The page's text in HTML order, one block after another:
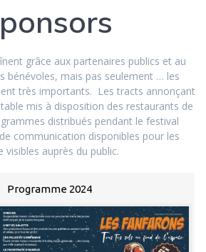
grâce aux partenaires publics et au
bénévoles, mais pas seulement … les
très importants. Les tracts annonçant
mis à disposition des restaurants de
distribués pendant le festival
communication disponibles pour les
visibles auprès du public.
Programme 2024